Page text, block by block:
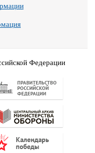
Федерации